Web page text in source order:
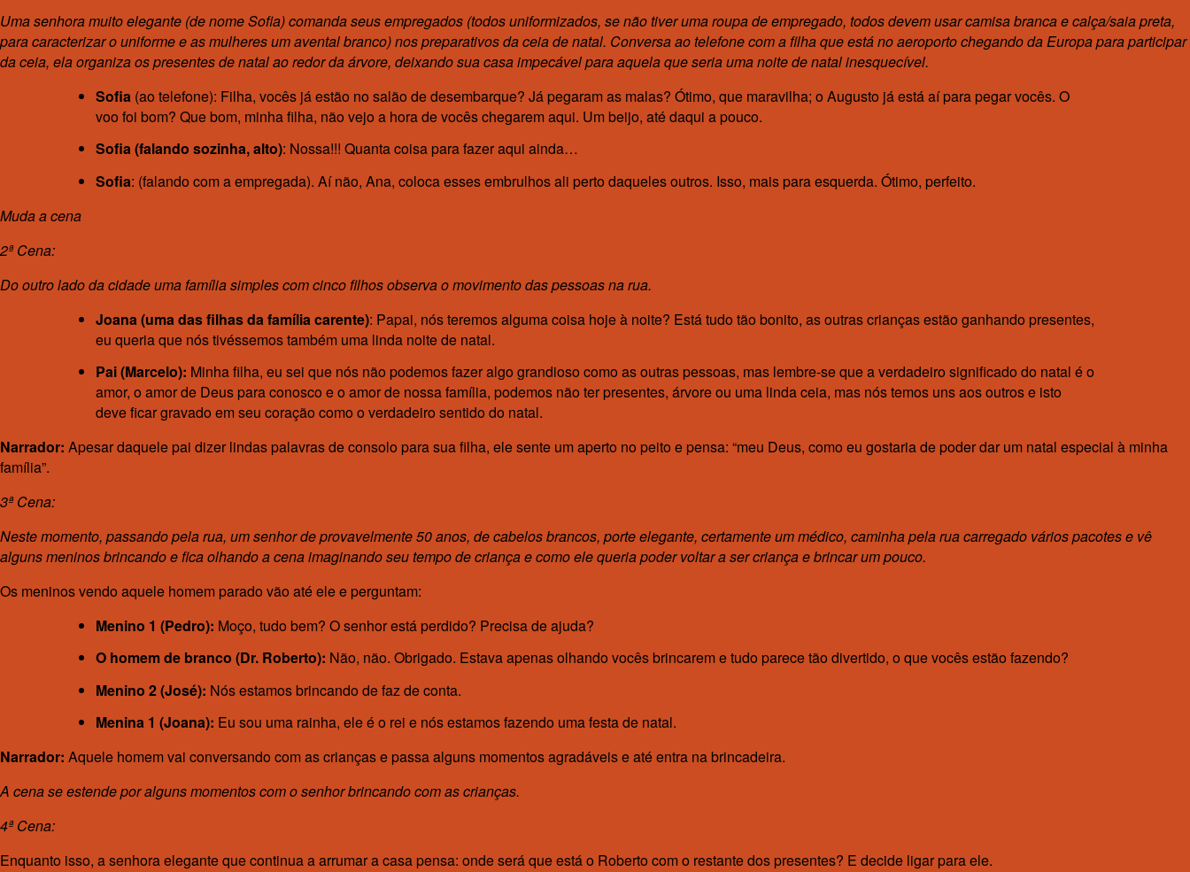
Uma senhora muito elegante (de nome Sofia) comanda seus empregados (todos uniformizados, se não tiver uma roupa de empregado, todos devem usar camisa branca e calça/saia preta,
para caracterizar o uniforme e as mulheres um avental branco) nos preparativos da ceia de natal. Conversa ao telefone com a filha que está no aeroporto chegando da Europa para participar
da ceia, ela organiza os presentes de natal ao redor da árvore, deixando sua casa impecável para aquela que seria uma noite de natal inesquecível.
Sofia(ao telefone): Filha, vocês já estão no salão de desembarque? Já pegaram as malas? Ótimo, que maravilha; o Augusto já está aí para pegar vocês. O
voo foi bom? Que bom, minha filha, não vejo a hora de vocês chegarem aqui. Um beijo, até daqui a pouco.
Sofia (falando sozinha, alto): Nossa!!! Quanta coisa para fazer aqui ainda…
Sofia: (falando com a empregada). Aí não, Ana, coloca esses embrulhos ali perto daqueles outros. Isso, mais para esquerda. Ótimo, perfeito.
Muda a cena
2ª Cena:
Do outro lado da cidade uma família simples com cinco filhos observa o movimento das pessoas na rua.
Joana (uma das filhas da família carente): Papai, nós teremos alguma coisa hoje à noite? Está tudo tão bonito, as outras crianças estão ganhando presentes,
eu queria que nós tivéssemos também uma linda noite de natal.
Pai (Marcelo): Minha filha, eu sei que nós não podemos fazer algo grandioso como as outras pessoas, mas lembre-se que a verdadeiro significado do natal é o
amor, o amor de Deus para conosco e o amor de nossa família, podemos não ter presentes, árvore ou uma linda ceia, mas nós temos uns aos outros e isto
deve ficar gravado em seu coração como o verdadeiro sentido do natal.
Narrador: Apesar daquele pai dizer lindas palavras de consolo para sua filha, ele sente um aperto no peito e pensa: “meu Deus, como eu gostaria de poder dar um natal especial à minha
família”.
3ª Cena:
Neste momento, passando pela rua, um senhor de provavelmente 50 anos, de cabelos brancos, porte elegante, certamente um médico, caminha pela rua carregado vários pacotes e vê
alguns meninos brincando e fica olhando a cena imaginando seu tempo de criança e como ele queria poder voltar a ser criança e brincar um pouco.
Os meninos vendo aquele homem parado vão até ele e perguntam:
Menino 1 (Pedro): Moço, tudo bem? O senhor está perdido? Precisa de ajuda?
O homem de branco (Dr. Roberto): Não, não. Obrigado. Estava apenas olhando vocês brincarem e tudo parece tão divertido, o que vocês estão fazendo?
Menino 2 (José): Nós estamos brincando de faz de conta.
Menina 1 (Joana): Eu sou uma rainha, ele é o rei e nós estamos fazendo uma festa de natal.
Narrador: Aquele homem vai conversando com as crianças e passa alguns momentos agradáveis e até entra na brincadeira.
A cena se estende por alguns momentos com o senhor brincando com as crianças.
4ª Cena:
Enquanto isso, a senhora elegante que continua a arrumar a casa pensa: onde será que está o Roberto com o restante dos presentes? E decide ligar para ele.